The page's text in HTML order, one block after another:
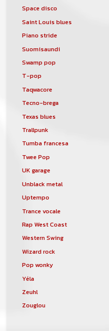
Space disco
Saint Louis blues
Piano stride
Suomisaundi
Swamp pop
T-pop
Taqwacore
Tecno-brega
Texas blues
Trallpunk
Tumba francesa
Twee Pop
UK garage
Unblack metal
Uptempo
Trance vocale
Rap West Coast
Western Swing
Wizard rock
Pop wonky
Yéla
Zeuhl
Zouglou